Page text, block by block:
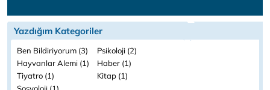
Yazdığım Kategoriler
Ben Bildiriyorum (3)
Psikoloji (2)
Hayvanlar Alemi (1)
Haber (1)
Tiyatro (1)
Kitap (1)